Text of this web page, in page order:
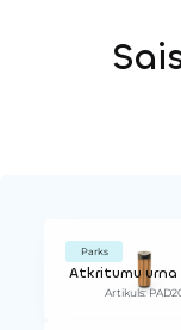
Parks
Atkritumu urna
Artikuls: